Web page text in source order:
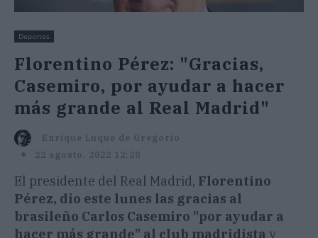
Deportes
Florentino Pérez: "Gracias,
Casemiro, por ayudar a hacer
más grande al Real Madrid"
Enrique Luque de Gregorio
22 agosto, 2022 12:28
El presidente del Real Madrid, Florentino
Pérez, dio este lunes las gracias al
brasileño Carlos Casemiro "por ayudar a
hacer más grande" al club madridista y